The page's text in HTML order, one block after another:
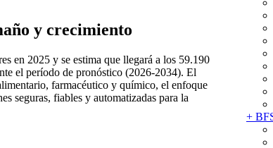
+
y crecimiento
en 2025 y se estima que llegará a los 59.190
el período de pronóstico (2026-2034). El
farmacéutico y químico, el enfoque
seguras, fiables y automatizadas para la